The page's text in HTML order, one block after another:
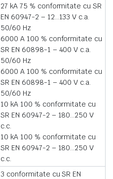
27 kA 75 % conformitate cu SR
EN 60947-2 – 12…133 V c.a.
50/60 Hz
6000 A 100 % conformitate cu
SR EN 60898-1 – 400 V c.a.
50/60 Hz
6000 A 100 % conformitate cu
SR EN 60898-1 – 400 V c.a.
50/60 Hz
10 kA 100 % conformitate cu
SR EN 60947-2 – 180…250 V
c.c.
10 kA 100 % conformitate cu
SR EN 60947-2 – 180…250 V
c.c.
3 conformitate cu SR EN